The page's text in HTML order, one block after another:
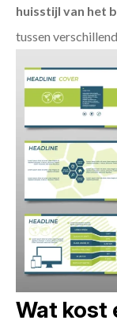
huisstijl van het
tussen
Wat kost